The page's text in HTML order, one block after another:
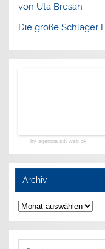
von Uta Bresan
Die große Schlager
by agenzia siti web ok
Archiv
Archiv